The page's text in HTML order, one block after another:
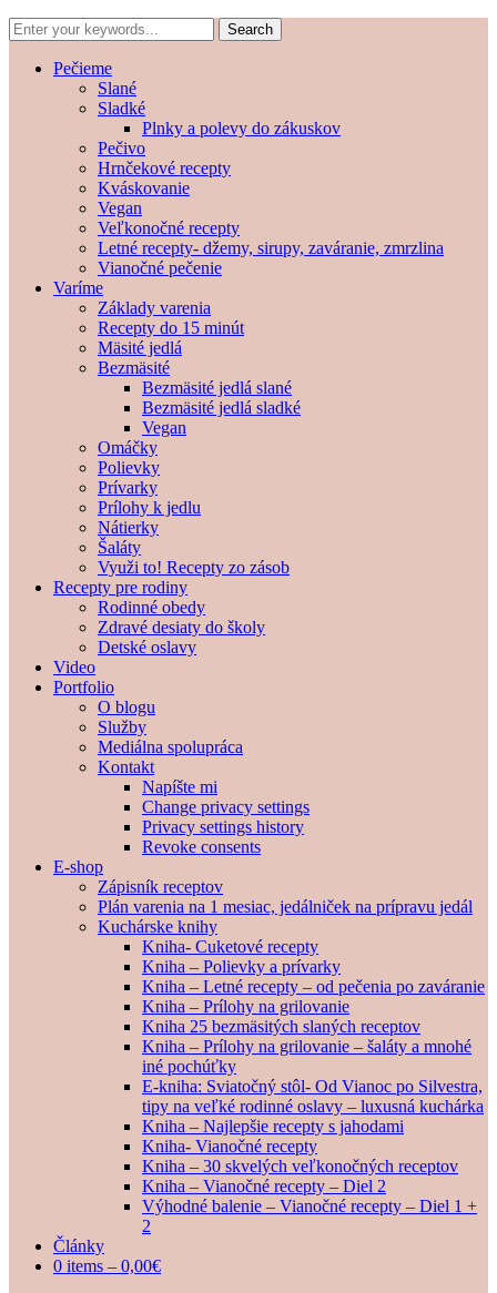
Pečieme
Slané
Sladké
Plnky a polevy do zákuskov
Pečivo
Hrnčekové recepty
Kváskovanie
Vegan
Veľkonočné recepty
Letné recepty- džemy, sirupy, zaváranie, zmrzlina
Vianočné pečenie
Varíme
Základy varenia
Recepty do 15 minút
Mäsité jedlá
Bezmäsité
Bezmäsité jedlá slané
Bezmäsité jedlá sladké
Vegan
Omáčky
Polievky
Prívarky
Prílohy k jedlu
Nátierky
Šaláty
Využi to! Recepty zo zásob
Recepty pre rodiny
Rodinné obedy
Zdravé desiaty do školy
Detské oslavy
Video
Portfolio
O blogu
Služby
Mediálna spolupráca
Kontakt
Napíšte mi
Change privacy settings
Privacy settings history
Revoke consents
E-shop
Zápisník receptov
Plán varenia na 1 mesiac, jedálniček na prípravu jedál
Kuchárske knihy
Kniha- Cuketové recepty
Kniha – Polievky a prívarky
Kniha – Letné recepty – od pečenia po zaváranie
Kniha – Prílohy na grilovanie
Kniha 25 bezmäsitých slaných receptov
Kniha – Prílohy na grilovanie – šaláty a mnohé
iné pochúťky
E-kniha: Sviatočný stôl- Od Vianoc po Silvestra,
tipy na veľké rodinné oslavy – luxusná kuchárka
Kniha – Najlepšie recepty s jahodami
Kniha- Vianočné recepty
Kniha – 30 skvelých veľkonočných receptov
Kniha – Vianočné recepty – Diel 2
Výhodné balenie – Vianočné recepty – Diel 1 +
2
Články
0 items – 0,00€